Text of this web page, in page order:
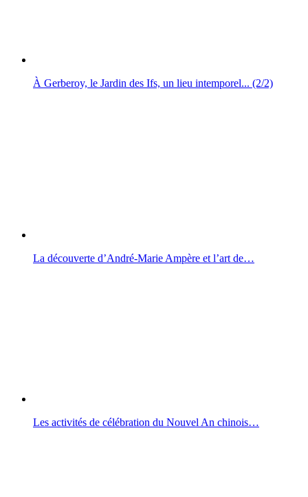
À Gerberoy, le Jardin des Ifs, un lieu intemporel... (2/2)
La découverte d’André-Marie Ampère et l’art de…
Les activités de célébration du Nouvel An chinois…